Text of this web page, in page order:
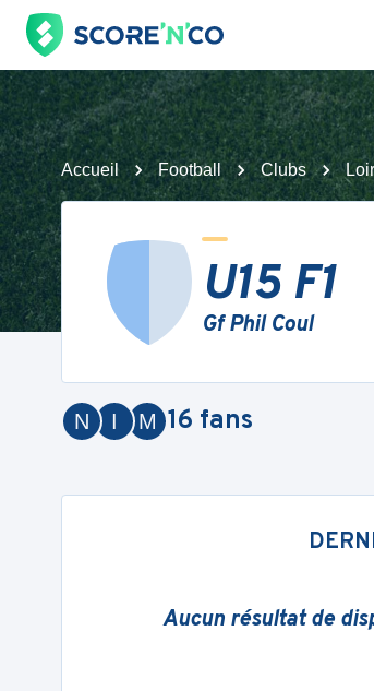
Accueil Football Clubs
U15 F1
Gf Phil Coul
M
I
N 16 fans
Aucun résultat de